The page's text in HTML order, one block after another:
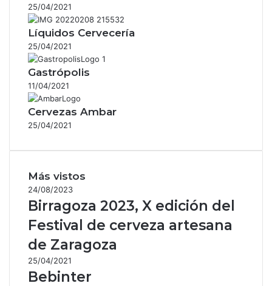
25/04/2021
Líquidos Cervecería
25/04/2021
Gastrópolis
11/04/2021
Cervezas Ambar
25/04/2021
Más vistos
24/08/2023
Birragoza 2023, X edición del
Festival de cerveza artesana
de Zaragoza
25/04/2021
Bebinter